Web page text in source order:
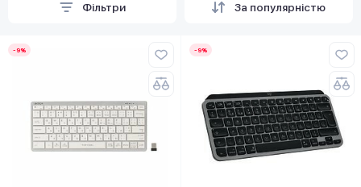
Фільтри За популярністю
-9% -9%